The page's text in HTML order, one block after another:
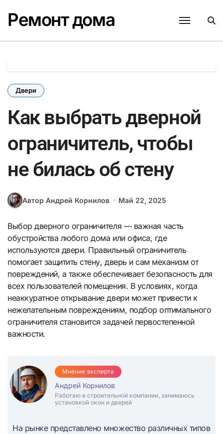
содержанию
Ремонт дома
Двери
Как выбрать дверной
ограничитель, чтобы
не билась об стену
Автор Андрей Корнилов Май 22, 2025
Выбор дверного ограничителя — важная часть
обустройства любого дома или офиса, где
используются двери. Правильный ограничитель
помогает защитить стену, дверь и сам механизм от
повреждений, а также обеспечивает безопасность для
всех пользователей помещения. В условиях, когда
неаккуратное открывание двери может привести к
нежелательным повреждениям, подбор оптимального
ограничителя становится задачей первостепенной
важности.
Мнение эксперта
Андрей Корнилов
Работаю в строительной компании, занимаюсь
установкой окон и дверей
На рынке представлено множество различных типов